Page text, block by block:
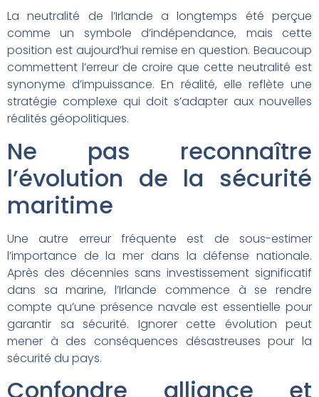
La neutralité de l’Irlande a longtemps été perçue
comme un symbole d’indépendance, mais cette
position est aujourd’hui remise en question. Beaucoup
commettent l’erreur de croire que cette neutralité est
synonyme d’impuissance. En réalité, elle reflète une
stratégie complexe qui doit s’adapter aux nouvelles
réalités géopolitiques.
Ne pas reconnaître
l’évolution de la sécurité
maritime
Une autre erreur fréquente est de sous-estimer
l’importance de la mer dans la défense nationale.
Après des décennies sans investissement significatif
dans sa marine, l’Irlande commence à se rendre
compte qu’une présence navale est essentielle pour
garantir sa sécurité. Ignorer cette évolution peut
mener à des conséquences désastreuses pour la
sécurité du pays.
Confondre alliance et